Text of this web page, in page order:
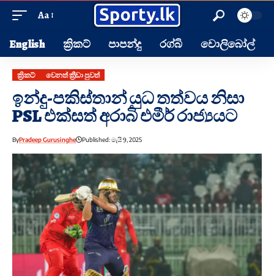
Aa
English ක්‍රිකට් පාපන්දු රග්බි වොලිබෝල්
ක්‍රිකට් වෙනත් ක්‍රීඩා පුවත්
ඉන්දු-පකිස්තාන් යුධ තත්වය නිසා
PSL එක්සත් අරාබි එමීර් රාජ්‍යයට
ByPradeep Gurusinghe Published: මැයි 9, 2025